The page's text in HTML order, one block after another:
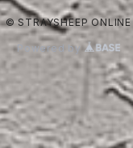
© STRAYSHEEP ONLINE
Powered by